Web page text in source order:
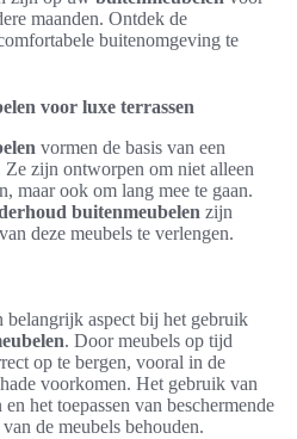
maanden. Ontdek de
buitenomgeving te
voor luxe terrassen
vormen de basis van een
zijn ontworpen om niet alleen
maar ook om lang mee te gaan.
buitenmeubelen zijn
deze meubels te verlengen.
belangrijk aspect bij het gebruik
. Door meubels op tijd
op te bergen, vooral in de
voorkomen. Het gebruik van
het toepassen van beschermende
de meubels behouden.